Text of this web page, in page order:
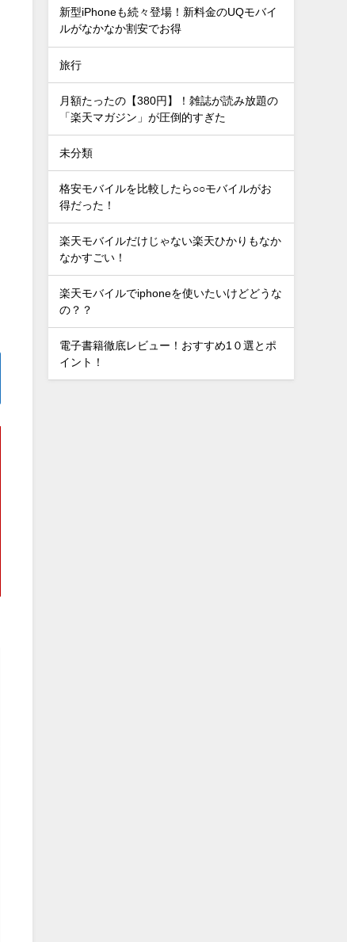
新型iPhoneも続々登場！新料金のUQモバイ
ルがなかなか割安でお得
旅行
月額たったの【380円】！雑誌が読み放題の
「楽天マガジン」が圧倒的すぎた
未分類
格安モバイルを比較したら○○モバイルがお
得だった！
楽天モバイルだけじゃない楽天ひかりもなか
なかすごい！
楽天モバイルでiphoneを使いたいけどどうな
の？？
電子書籍徹底レビュー！おすすめ1０選とポ
イント！